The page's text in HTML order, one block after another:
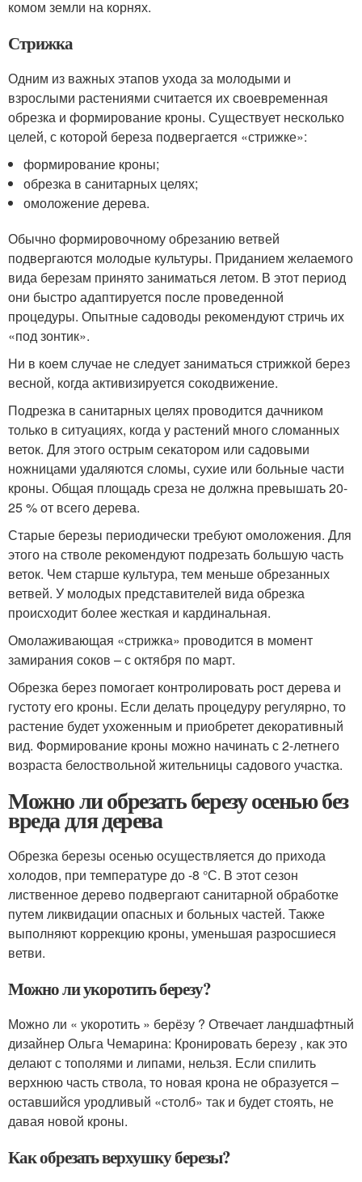
комом земли на корнях.
Стрижка
Одним из важных этапов ухода за молодыми и
взрослыми растениями считается их своевременная
обрезка и формирование кроны. Существует несколько
целей, с которой береза подвергается «стрижке»:
формирование кроны;
обрезка в санитарных целях;
омоложение дерева.
Обычно формировочному обрезанию ветвей
подвергаются молодые культуры. Приданием желаемого
вида березам принято заниматься летом. В этот период
они быстро адаптируется после проведенной
процедуры. Опытные садоводы рекомендуют стричь их
«под зонтик».
Ни в коем случае не следует заниматься стрижкой берез
весной, когда активизируется сокодвижение.
Подрезка в санитарных целях проводится дачником
только в ситуациях, когда у растений много сломанных
веток. Для этого острым секатором или садовыми
ножницами удаляются сломы, сухие или больные части
кроны. Общая площадь среза не должна превышать 20-
25 % от всего дерева.
Старые березы периодически требуют омоложения. Для
этого на стволе рекомендуют подрезать большую часть
веток. Чем старше культура, тем меньше обрезанных
ветвей. У молодых представителей вида обрезка
происходит более жесткая и кардинальная.
Омолаживающая «стрижка» проводится в момент
замирания соков – с октября по март.
Обрезка берез помогает контролировать рост дерева и
густоту его кроны. Если делать процедуру регулярно, то
растение будет ухоженным и приобретет декоративный
вид. Формирование кроны можно начинать с 2-летнего
возраста белоствольной жительницы садового участка.
Можно ли обрезать березу осенью без
вреда для дерева
Обрезка березы осенью осуществляется до прихода
холодов, при температуре до -8 °С. В этот сезон
лиственное дерево подвергают санитарной обработке
путем ликвидации опасных и больных частей. Также
выполняют коррекцию кроны, уменьшая разросшиеся
ветви.
Можно ли укоротить березу?
Можно ли « укоротить » берёзу ? Отвечает ландшафтный
дизайнер Ольга Чемарина: Кронировать березу , как это
делают с тополями и липами, нельзя. Если спилить
верхнюю часть ствола, то новая крона не образуется –
оставшийся уродливый «столб» так и будет стоять, не
давая новой кроны.
Как обрезать верхушку березы?